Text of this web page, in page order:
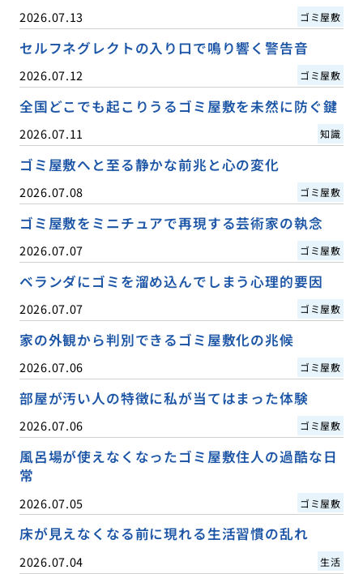
2026.07.13 ゴミ屋敷
セルフネグレクトの入り口で鳴り響く警告音
2026.07.12 ゴミ屋敷
全国どこでも起こりうるゴミ屋敷を未然に防ぐ鍵
2026.07.11 知識
ゴミ屋敷へと至る静かな前兆と心の変化
2026.07.08 ゴミ屋敷
ゴミ屋敷をミニチュアで再現する芸術家の執念
2026.07.07 ゴミ屋敷
ベランダにゴミを溜め込んでしまう心理的要因
2026.07.07 ゴミ屋敷
家の外観から判別できるゴミ屋敷化の兆候
2026.07.06 ゴミ屋敷
部屋が汚い人の特徴に私が当てはまった体験
2026.07.06 ゴミ屋敷
風呂場が使えなくなったゴミ屋敷住人の過酷な日
常
2026.07.05 ゴミ屋敷
床が見えなくなる前に現れる生活習慣の乱れ
2026.07.04 生活